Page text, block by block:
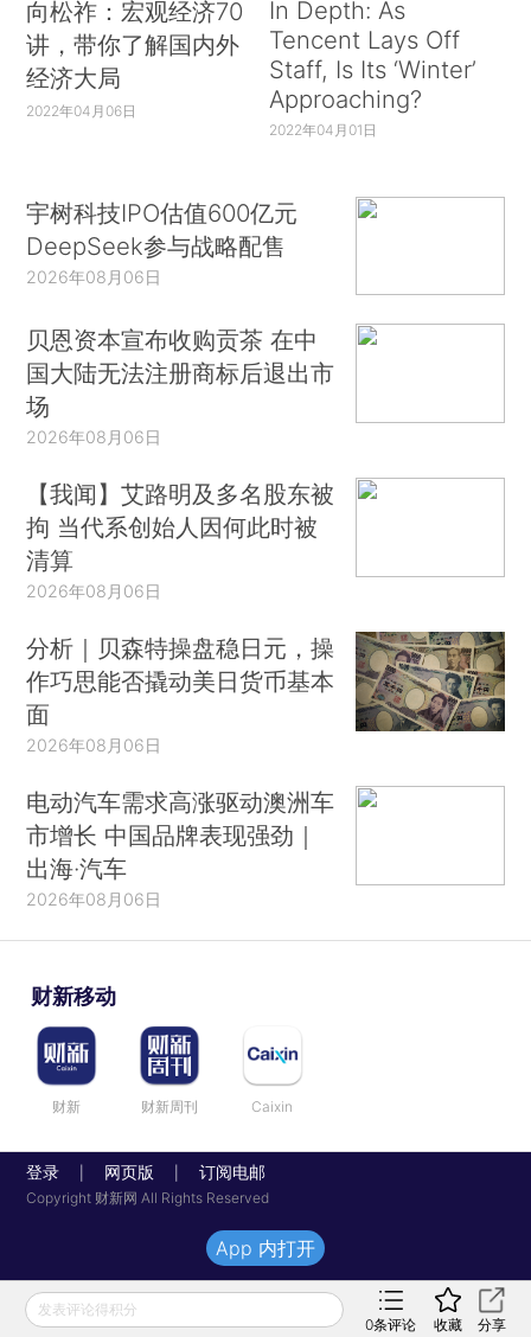
向松祚：宏观经济70
讲，带你了解国内外
经济大局
2022年04月06日
In Depth: As
Tencent Lays Off
Staff, Is Its ‘Winter’
Approaching?
2022年04月01日
宇树科技IPO估值600亿元
DeepSeek参与战略配售
2026年08月06日
贝恩资本宣布收购贡茶 在中
国大陆无法注册商标后退出市
场
2026年08月06日
【我闻】艾路明及多名股东被
拘 当代系创始人因何此时被
清算
2026年08月06日
分析｜贝森特操盘稳日元，操
作巧思能否撬动美日货币基本
面
2026年08月06日
电动汽车需求高涨驱动澳洲车
市增长 中国品牌表现强劲｜
出海·汽车
2026年08月06日
财新移动
财新 财新周刊 Caixin
登录 网页版 订阅电邮
Copyright 财新网 All Rights Reserved
发表评论得积分
0条评论 收藏 分享
App 内打开